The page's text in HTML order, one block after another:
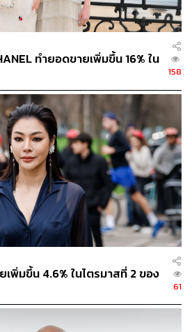
ทำยอดขายเพิ่มขึ้น 16% ใน
158
พิ่มขึ้น 4.6% ในไตรมาสที่ 2 ของ
61